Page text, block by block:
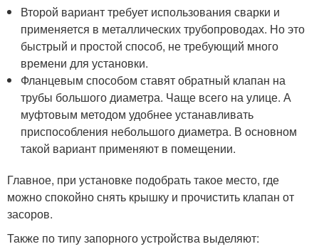
Второй вариант требует использования сварки и
применяется в металлических трубопроводах. Но это
быстрый и простой способ, не требующий много
времени для установки.
Фланцевым способом ставят обратный клапан на
трубы большого диаметра. Чаще всего на улице. А
муфтовым методом удобнее устанавливать
приспособления небольшого диаметра. В основном
такой вариант применяют в помещении.
Главное, при установке подобрать такое место, где
можно спокойно снять крышку и прочистить клапан от
засоров.
Также по типу запорного устройства выделяют: